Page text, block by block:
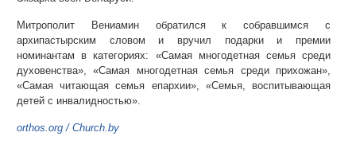
Митрополит Вениамин обратился к собравшимся с
архипастырским словом и вручил подарки и премии
номинантам в категориях: «Самая многодетная семья среди
духовенства», «Самая многодетная семья среди прихожан»,
«Самая читающая семья епархии», «Семья, воспитывающая
детей с инвалидностью».
orthos.org /Church.by